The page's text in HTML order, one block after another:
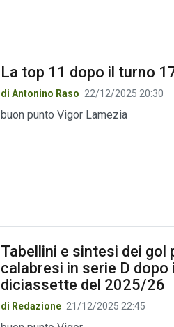
La top 11 dopo il turno
di Antonino Raso 22/12/2025 20:30
buon punto Vigor Lamezia
Tabellini e sintesi dei gol
calabresi in serie D dopo
diciassette del 2025/26
di Redazione 21/12/2025 22:45